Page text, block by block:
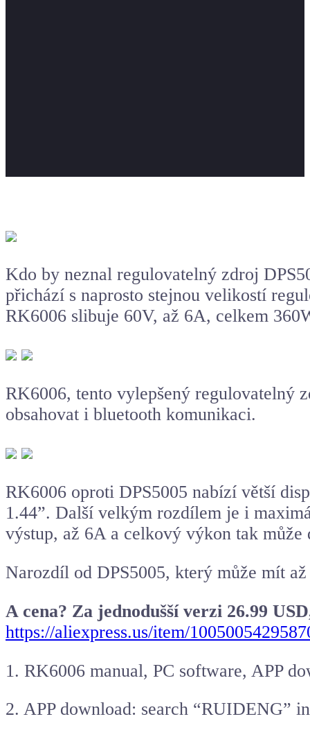
Kdo by neznal regulovatelný zdroj
přichází s naprosto stejnou velikostí
RK6006 slibuje 60V, až 6A, celkem
RK6006, tento vylepšený regulovatelný
obsahovat i bluetooth komunikaci.
RK6006 oproti DPS5005 nabízí větší
1.44”. Další velkým rozdílem je i
výstup, až 6A a celkový výkon tak může
Narozdíl od DPS5005, který může mít
A cena? Za jednodušší verzi 26.99
https://aliexpress.us/item/
1. RK6006 manual, PC software, APP
2. APP download: search “RUIDENG”